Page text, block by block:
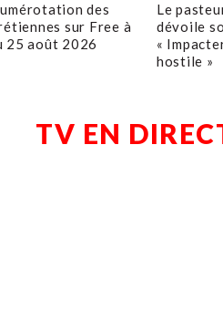
des
sur Free à
25 août 2026
Le
dévoile
«
hostile »
TV EN